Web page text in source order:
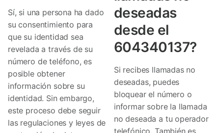
Sí, si una persona ha dado
su consentimiento para
que su identidad sea
revelada a través de su
número de teléfono, es
posible obtener
información sobre su
identidad. Sin embargo,
este proceso debe seguir
las regulaciones y leyes de
deseadas
desde el
604340137?
Si recibes llamadas no
deseadas, puedes
bloquear el número o
informar sobre la llamada
no deseada a tu operador
telefónico. También es